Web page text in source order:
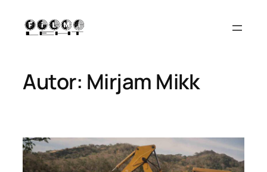
sisu
juurde
Autor: Mirjam Mikk